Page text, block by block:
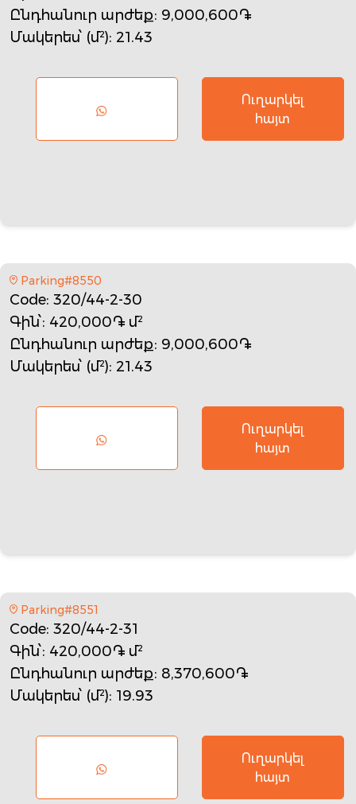
Ընդհանուր արժեք: 9,000,600֏
Մակերես՝ (մ²): 21.43
Ուղարկել
հայտ
Parking#8550
Code: 320/44-2-30
Գին՝: 420,000֏ մ²
Ընդհանուր արժեք: 9,000,600֏
Մակերես՝ (մ²): 21.43
Ուղարկել
հայտ
Parking#8551
Code: 320/44-2-31
Գին՝: 420,000֏ մ²
Ընդհանուր արժեք: 8,370,600֏
Մակերես՝ (մ²): 19.93
Ուղարկել
հայտ